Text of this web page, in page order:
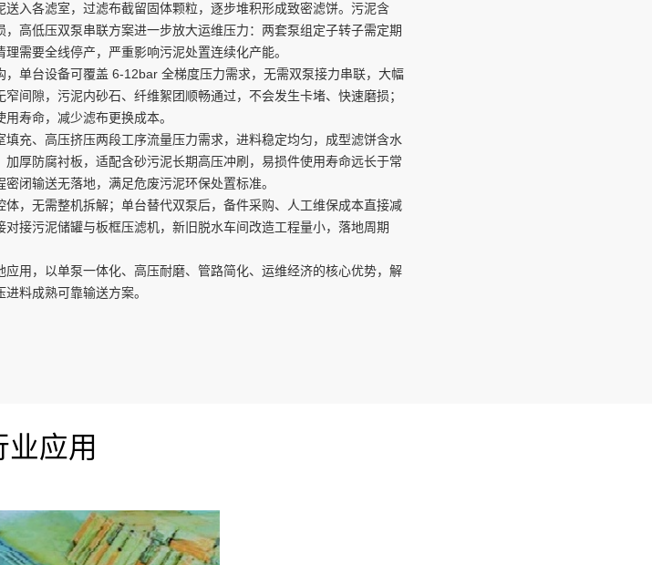
入各滤室，过滤布截留固体颗粒，逐步堆积形成致密滤饼。污泥含
高低压双泵串联方案进一步放大运维压力：两套泵组定子转子需定期
需要全线停产，严重影响污泥处置连续化产能。
单台设备可覆盖 6-12bar 全梯度压力需求，无需双泵接力串联，大幅
间隙，污泥内砂石、纤维絮团顺畅通过，不会发生卡堵、快速磨损；
寿命，减少滤布更换成本。
充、高压挤压两段工序流量压力需求，进料稳定均匀，成型滤饼含水
厚防腐衬板，适配含砂污泥长期高压冲刷，易损件使用寿命远长于常
闭输送无落地，满足危废污泥环保处置标准。
，无需整机拆解；单台替代双泵后，备件采购、人工维保成本直接减
接污泥储罐与板框压滤机，新旧脱水车间改造工程量小，落地周期
用，以单泵一体化、高压耐磨、管路简化、运维经济的核心优势，解
料成熟可靠输送方案。
业应用